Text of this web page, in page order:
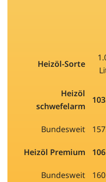
Heizöl-Sorte
Heizöl
schwefelarm
Bundesweit
Heizöl Premium
Bundesweit